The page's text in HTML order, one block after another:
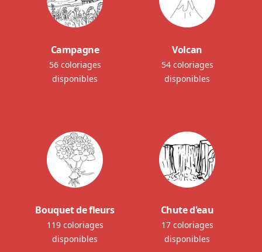
Campagne
56 coloriages
disponibles
Volcan
54 coloriages
disponibles
Bouquet de fleurs
119 coloriages
disponibles
Chute d'eau
17 coloriages
disponibles